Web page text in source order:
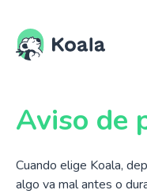
Aviso de
Cuando elige Koala,
algo va mal antes o